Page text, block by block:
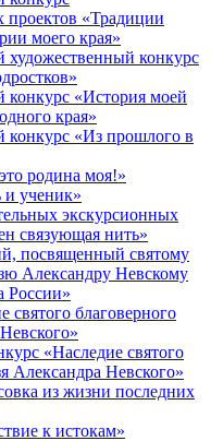
проектов «Традиции
моего края»
конкурс
«История моей
края»
«Из прошлого в
родина моя!»
и ученик»
экскурсионных
связующая нить»
посвященный святому
Александру Невскому
России»
святого благоверного
«Наследие святого
Александра Невского»
из жизни последних
к истокам»